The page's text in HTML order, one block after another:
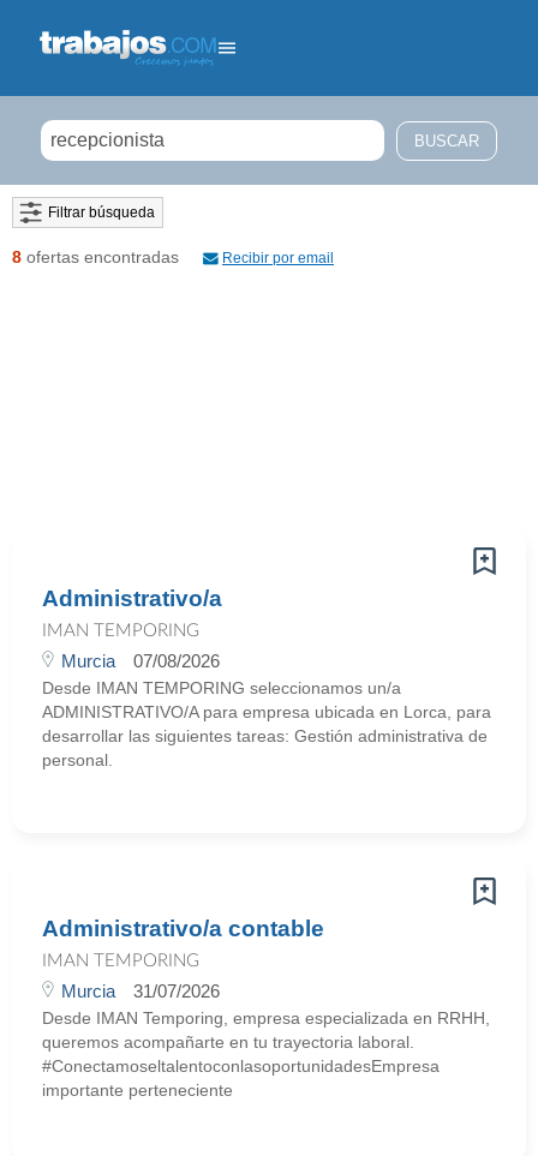
Filtrar búsqueda
8 ofertas encontradas Recibir por email
Administrativo/a
IMAN TEMPORING
Murcia 07/08/2026
Desde IMAN TEMPORING seleccionamos un/a
ADMINISTRATIVO/A para empresa ubicada en Lorca, para
desarrollar las siguientes tareas: Gestión administrativa de
personal.
Administrativo/a contable
IMAN TEMPORING
Murcia 31/07/2026
Desde IMAN Temporing, empresa especializada en RRHH,
queremos acompañarte en tu trayectoria laboral.
#ConectamoseltalentoconlasoportunidadesEmpresa
importante perteneciente